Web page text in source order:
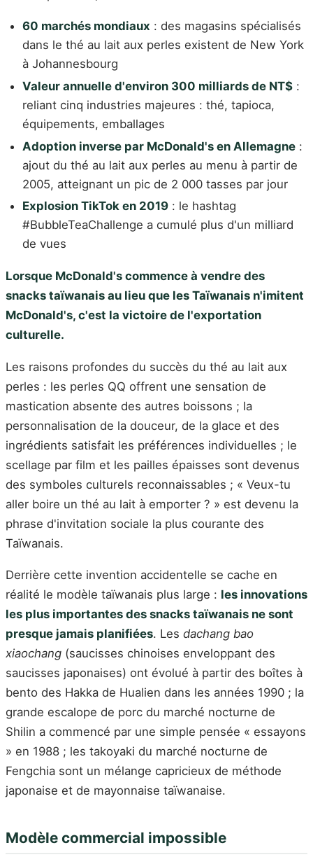
60 marchés mondiaux : des magasins spécialisés
dans le thé au lait aux perles existent de New York
à Johannesbourg
Valeur annuelle d'environ 300 milliards de NT$ :
reliant cinq industries majeures : thé, tapioca,
équipements, emballages
Adoption inverse par McDonald's en Allemagne :
ajout du thé au lait aux perles au menu à partir de
2005, atteignant un pic de 2 000 tasses par jour
Explosion TikTok en 2019 : le hashtag
#BubbleTeaChallenge a cumulé plus d'un milliard
de vues
Lorsque McDonald's commence à vendre des
snacks taïwanais au lieu que les Taïwanais n'imitent
McDonald's, c'est la victoire de l'exportation
culturelle.
Les raisons profondes du succès du thé au lait aux
perles : les perles QQ offrent une sensation de
mastication absente des autres boissons ; la
personnalisation de la douceur, de la glace et des
ingrédients satisfait les préférences individuelles ; le
scellage par film et les pailles épaisses sont devenus
des symboles culturels reconnaissables ; « Veux-tu
aller boire un thé au lait à emporter ? » est devenu la
phrase d'invitation sociale la plus courante des
Taïwanais.
Derrière cette invention accidentelle se cache en
réalité le modèle taïwanais plus large : les innovations
les plus importantes des snacks taïwanais ne sont
presque jamais planifiées. Les dachang bao
xiaochang (saucisses chinoises enveloppant des
saucisses japonaises) ont évolué à partir des boîtes à
bento des Hakka de Hualien dans les années 1990 ; la
grande escalope de porc du marché nocturne de
Shilin a commencé par une simple pensée « essayons
» en 1988 ; les takoyaki du marché nocturne de
Fengchia sont un mélange capricieux de méthode
japonaise et de mayonnaise taïwanaise.
Modèle commercial impossible